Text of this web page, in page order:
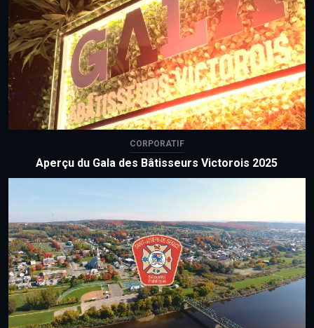
CORPORATIF
Aperçu du Gala des Bâtisseurs Victorois 2025